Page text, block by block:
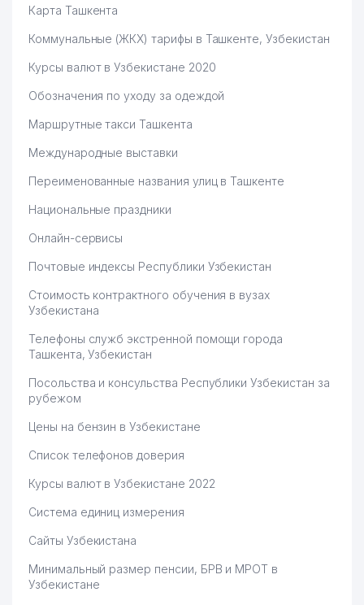
Карта Ташкента
Коммунальные (ЖКХ) тарифы в Ташкенте, Узбекистан
Курсы валют в Узбекистане 2020
Обозначения по уходу за одеждой
Маршрутные такси Ташкента
Международные выставки
Переименованные названия улиц в Ташкенте
Национальные праздники
Онлайн-сервисы
Почтовые индексы Республики Узбекистан
Стоимость контрактного обучения в вузах
Узбекистана
Телефоны служб экстренной помощи города
Ташкента, Узбекистан
Посольства и консульства Республики Узбекистан за
рубежом
Цены на бензин в Узбекистане
Список телефонов доверия
Курсы валют в Узбекистане 2022
Система единиц измерения
Сайты Узбекистана
Минимальный размер пенсии, БРВ и МРОТ в
Узбекистане